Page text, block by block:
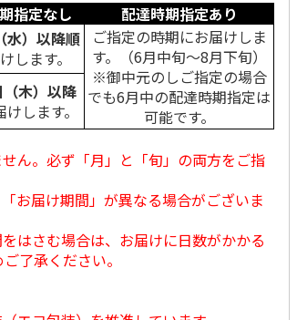
＞江戸日本
（1）
円
税込)
＜お中元＞ななこ
3,240円
(送料・税込)
＜お中元＞なな
4.5 （2）
2,160円
(送料・税込)
指定なし
配達時期指定あり
水）以降順
します。
ご指定の時期にお届けしま
す。（6月中旬～8月下旬）
※御中元のしご指定の場合
でも6月中の配達時期指定は
可能です。
木）以降
けします。
ん。必ず「月」と「旬」の両方をご指
お届け期間」が異なる場合がございま
はさむ場合は、お届けに日数がかかる
ご了承ください。